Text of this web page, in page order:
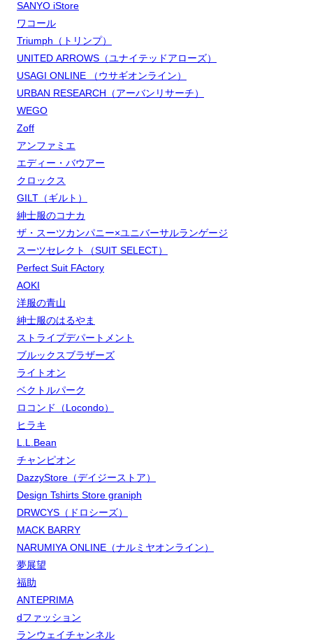
SANYO iStore
ワコール
Triumph（トリンプ）
UNITED ARROWS（ユナイテッドアローズ）
USAGI ONLINE （ウサギオンライン）
URBAN RESEARCH（アーバンリサーチ）
WEGO
Zoff
アンファミエ
エディー・バウアー
クロックス
GILT（ギルト）
紳士服のコナカ
ザ・スーツカンパニー×ユニバーサルランゲージ
スーツセレクト（SUIT SELECT）
Perfect Suit FActory
AOKI
洋服の青山
紳士服のはるやま
ストライプデパートメント
ブルックスブラザーズ
ライトオン
ベクトルパーク
ロコンド（Locondo）
ヒラキ
L.L.Bean
チャンピオン
DazzyStore（デイジーストア）
Design Tshirts Store graniph
DRWCYS（ドロシーズ）
MACK BARRY
NARUMIYA ONLINE（ナルミヤオンライン）
夢展望
福助
ANTEPRIMA
dファッション
ランウェイチャンネル